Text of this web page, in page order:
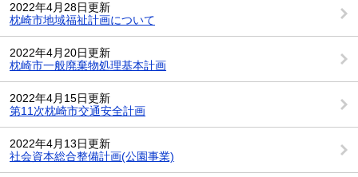
2022年4月28日更新
枕崎市地域福祉計画について
2022年4月20日更新
枕崎市一般廃棄物処理基本計画
2022年4月15日更新
第11次枕崎市交通安全計画
2022年4月13日更新
社会資本総合整備計画(公園事業)